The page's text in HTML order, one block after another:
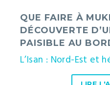
Mékong
QUE FAIRE À
DÉCOUVERTE
PAISIBLE AU
L’Isan : Nord-Est et